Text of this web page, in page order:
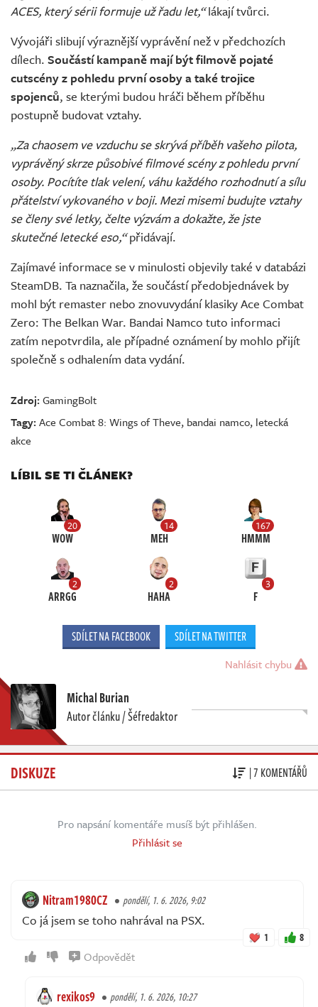
ACES, který sérii formuje už řadu let,“lákají tvůrci.
Vývojáři slibují výraznější vyprávění než v předchozích
dílech. Součástí kampaně mají být filmově pojaté
cutscény z pohledu první osoby a také trojice
spojenců, se kterými budou hráči během příběhu
postupně budovat vztahy.
„Za chaosem ve vzduchu se skrývá příběh vašeho pilota,
vyprávěný skrze působivé filmové scény z pohledu první
osoby. Pocítíte tlak velení, váhu každého rozhodnutí a sílu
přátelství vykovaného v boji. Mezi misemi budujte vztahy
se členy své letky, čelte výzvám a dokažte, že jste
skutečné letecké eso,“přidávají.
Zajímavé informace se v minulosti objevily také v databázi
SteamDB. Ta naznačila, že součástí předobjednávek by
mohl být remaster nebo znovuvydání klasiky Ace Combat
Zero: The Belkan War. Bandai Namco tuto informaci
zatím nepotvrdila, ale případné oznámení by mohlo přijít
společně s odhalením data vydání.
Zdroj:GamingBolt
Tagy:Ace Combat 8: Wings of Theve, bandai namco, letecká
akce
LÍBIL SE TI ČLÁNEK?
20
WOW
14
MEH
167
HMMM
2
ARRGG
2
HAHA
3
F
SDÍLET NA FACEBOOK SDÍLET NA TWITTER
Nahlásit chybu
Michal Burian
Autor článku / Šéfredaktor
DISKUZE | 7 KOMENTÁŘŮ
Pro napsání komentáře musíš být přihlášen.
Přihlásit se
Nitram1980CZ pondělí, 1. 6. 2026, 9:02
Co já jsem se toho nahrával na PSX.
1 8
Odpovědět
rexikos9 pondělí, 1. 6. 2026, 10:27